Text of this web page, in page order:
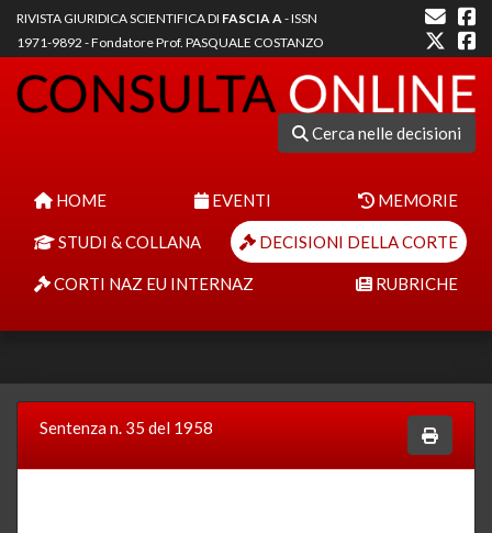
RIVISTA GIURIDICA SCIENTIFICA DI FASCIA A- ISSN
1971-9892 - Fondatore Prof. PASQUALE COSTANZO
Cerca nelle decisioni
HOME EVENTI MEMORIE
STUDI & COLLANA DECISIONI DELLA CORTE
CORTI NAZ EU INTERNAZ RUBRICHE
Sentenza n. 35 del 1958